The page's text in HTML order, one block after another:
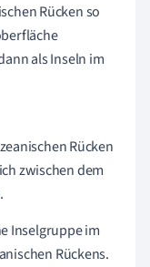
Rücken so
als Inseln im
Rücken
zwischen dem
Inselgruppe im
Rückens.